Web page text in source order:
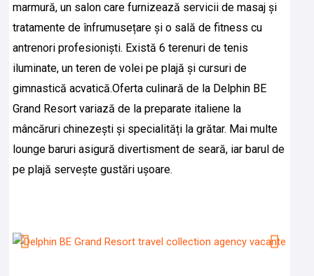
marmură, un salon care furnizează servicii de masaj și
tratamente de înfrumusețare și o sală de fitness cu
antrenori profesioniști. Există 6 terenuri de tenis
iluminate, un teren de volei pe plajă și cursuri de
gimnastică acvatică.Oferta culinară de la Delphin BE
Grand Resort variază de la preparate italiene la
mâncăruri chinezești și specialități la grătar. Mai multe
lounge baruri asigură divertisment de seară, iar barul de
pe plajă servește gustări ușoare.